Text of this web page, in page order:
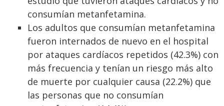
consumían metanfetamina.
Los adultos que consumían metanfetamina
fueron internados de nuevo en el hospital
por ataques cardíacos repetidos (42.3%) con
más frecuencia y tenían un riesgo más alto
de muerte por cualquier causa (22.2%) que
las personas que no consumían